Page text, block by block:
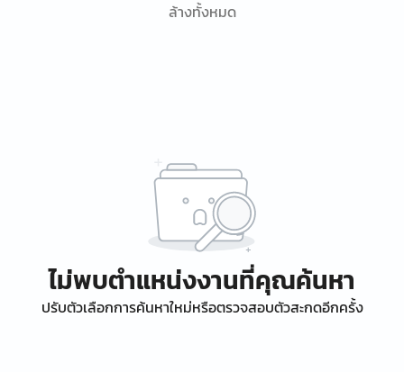
ล้างทั้งหมด
ไม่พบตำแหน่งงานที่คุณค้นหา
ปรับตัวเลือกการค้นหาใหม่หรือตรวจสอบตัวสะกดอีกครั้ง